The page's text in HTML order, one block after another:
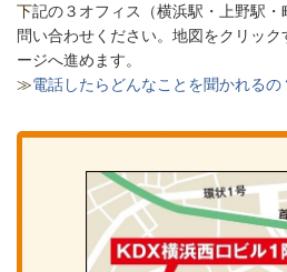
下記の３オフィス（横浜駅・上野駅・
問い合わせください。 地図をクリック
ージへ進めます。
≫電話したらどんなことを聞かれるの